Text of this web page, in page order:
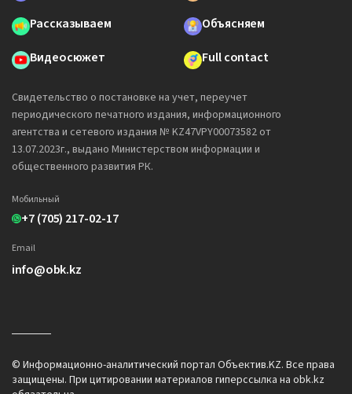
Рассказываем
Объясняем
Видеосюжет
Full contact
Свидетельство о постановке на учет, переучет
периодического печатного издания, информационного
агентства и сетевого издания № KZ47VPY00073582 от
13.07.2023г., выдано Министерством информации и
общественного развития РК.
Мобильный
+7 (705) 217-02-17
Email
info@obk.kz
© Информационно-аналитический портал Объектив.KZ. Все права
защищены. При цитировании материалов гиперссылка на obk.kz